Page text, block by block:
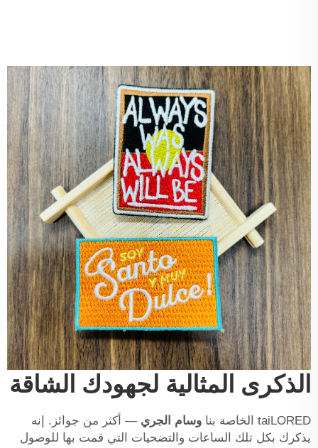
الذكرى المثالية لجهودك الشاقة
taiLORED الخاصة بنا وسام الجري — أكثر من جوائز. إنه
يذكرك بكل تلك الساعات والتضحيات التي قمت بها للوصول